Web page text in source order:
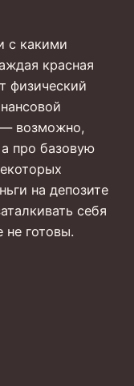
с какими
красная
физический
— возможно,
про базовую
на депозите
себя
не готовы.